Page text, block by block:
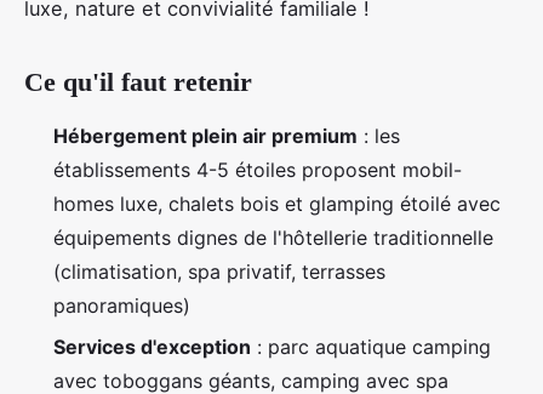
luxe, nature et convivialité familiale !
Ce qu'il faut retenir
Hébergement plein air premium : les
établissements 4-5 étoiles proposent mobil-
homes luxe, chalets bois et glamping étoilé avec
équipements dignes de l'hôtellerie traditionnelle
(climatisation, spa privatif, terrasses
panoramiques)
Services d'exception : parc aquatique camping
avec toboggans géants, camping avec spa